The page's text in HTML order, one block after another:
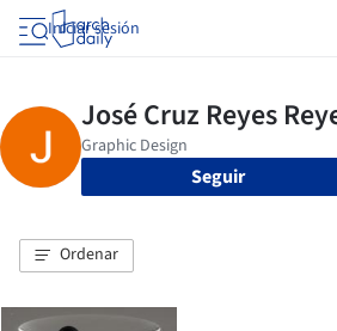
Iniciar sesión
Seguir
Ordenar